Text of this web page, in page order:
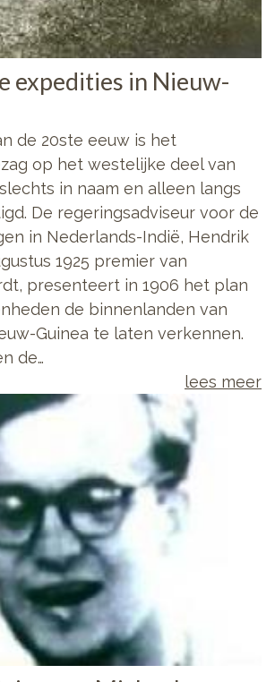
expedities in Nieuw-
de 20ste eeuw is het
op het westelijke deel van
in naam en alleen langs
De regeringsadviseur voor de
in Nederlands-Indië, Hendrik
1925 premier van
presenteert in 1906 het plan
de binnenlanden van
Guinea te laten verkennen.
de…
lees meer